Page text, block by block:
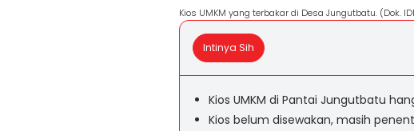
Kios UMKM yang terbakar di Desa Jungutbatu. (Dok.
Intinya Sih
Kios UMKM di Pantai Jungutbatu
Kios belum disewakan, masih